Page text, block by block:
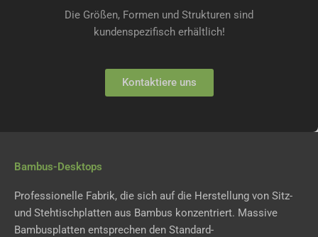
Die Größen, Formen und Strukturen sind
kundenspezifisch erhältlich!
Kontaktiere uns
Bambus-Desktops
Professionelle Fabrik, die sich auf die Herstellung von Sitz-
und Stehtischplatten aus Bambus konzentriert. Massive
Bambusplatten entsprechen den Standard-